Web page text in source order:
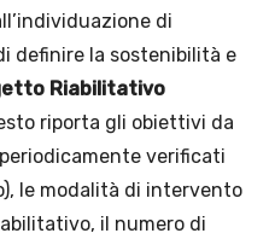
di
definire la sostenibilità e
Riabilitativo
riporta gli obiettivi da
verificati
le modalità di intervento
il numero di